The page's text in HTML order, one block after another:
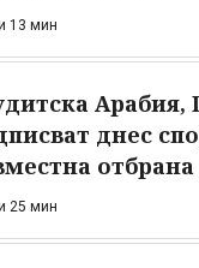
13 мин
днес
отбрана
25 мин